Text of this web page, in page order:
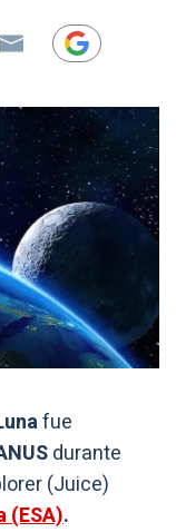
fue
durante
(Juice)
(ESA).